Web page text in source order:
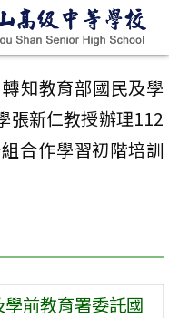
轉知教育部國民及學
張新仁教授辦理112
合作學習初階培訓
前教育署委託國